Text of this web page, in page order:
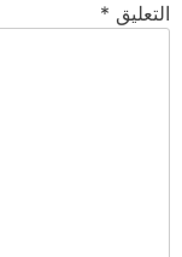
التعليق *